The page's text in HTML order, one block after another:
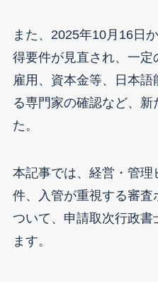
また、2025年10月16日
得要件が見直され、一
雇用、資本金等、日本
る専門家の確認など、
た。
本記事では、経営・管
件、入管が重視する審
ついて、申請取次行政書
ます。